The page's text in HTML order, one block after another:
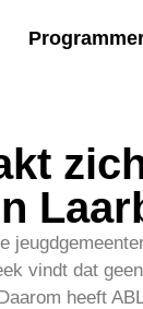
vindt dat
heeft